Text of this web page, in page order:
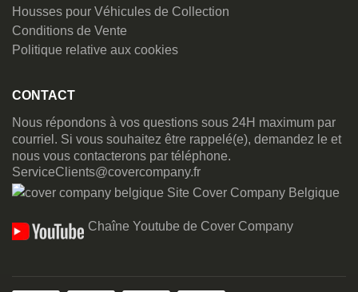
Housses pour Véhicules de Collection
Conditions de Vente
Politique relative aux cookies
CONTACT
Nous répondons à vos questions sous 24H maximum par
courriel. Si vous souhaitez être rappelé(e), demandez le et
nous vous contacterons par téléphone.
ServiceClients@covercompany.fr
Site Cover Company Belgique
Chaîne Youtube de Cover Company